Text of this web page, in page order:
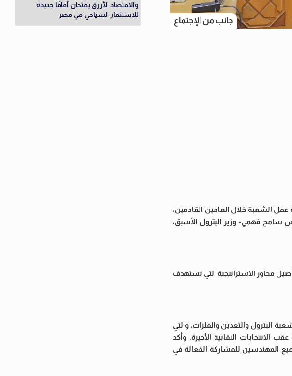
جانب من الإجتماع
عمل الشعبة خلال العامين القادمين،
سامح فهمي- وزير البترول الأسبق،
محاور الاستراتيجية التي تستهدف
البترول والتعدين والفلزات، والتي
النقابية الأخيرة. وأكد
المهندسين للمشاركة الفعالة في
والاقتصاد الأزرق يفتحان آفاقًا جديدة
للاستثمار السياحي في مصر